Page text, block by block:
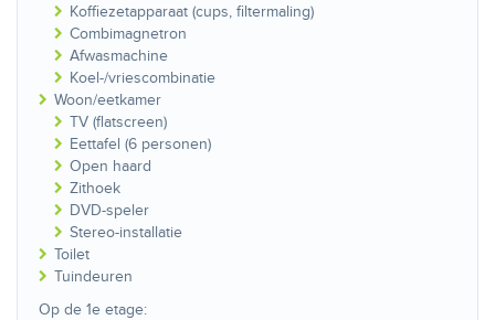
Koffiezetapparaat (cups, filtermaling)
Combimagnetron
Afwasmachine
Koel-/vriescombinatie
Woon/eetkamer
TV (flatscreen)
Eettafel (6 personen)
Open haard
Zithoek
DVD-speler
Stereo-installatie
Toilet
Tuindeuren
Op de 1e etage: